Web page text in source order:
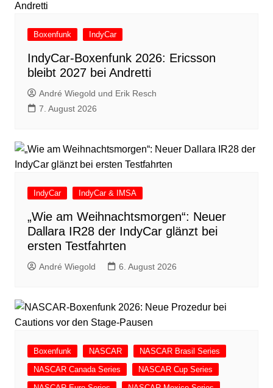
Boxenfunk IndyCar
IndyCar-Boxenfunk 2026: Ericsson
bleibt 2027 bei Andretti
André Wiegold und Erik Resch
7. August 2026
IndyCar IndyCar & IMSA
„Wie am Weihnachtsmorgen“: Neuer
Dallara IR28 der IndyCar glänzt bei
ersten Testfahrten
André Wiegold 6. August 2026
Boxenfunk NASCAR
NASCAR Brasil Series
NASCAR Canada Series
NASCAR Cup Series